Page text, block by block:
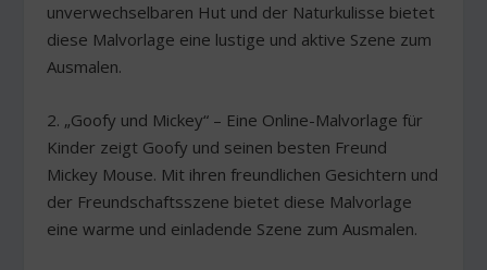
unverwechselbaren Hut und der Naturkulisse bietet
diese Malvorlage eine lustige und aktive Szene zum
Ausmalen.
2. „Goofy und Mickey“ – Eine Online-Malvorlage für
Kinder zeigt Goofy und seinen besten Freund
Mickey Mouse. Mit ihren freundlichen Gesichtern und
der Freundschaftsszene bietet diese Malvorlage
eine warme und einladende Szene zum Ausmalen.